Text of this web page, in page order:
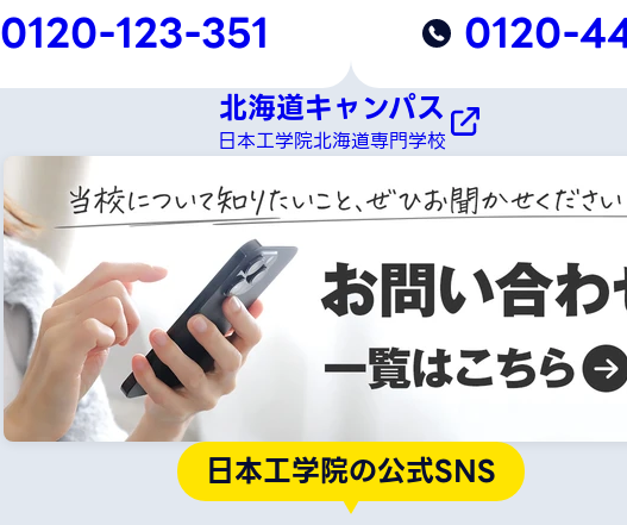
0120-123-351 0120-
北海道キャンパス
日本工学院北海道専門学校
日本工学院の公式SNS